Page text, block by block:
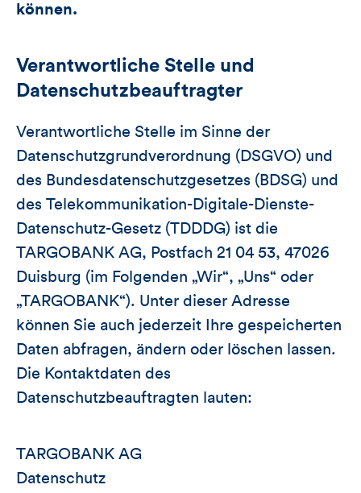
können.
Verantwortliche Stelle und
Datenschutzbeauftragter
Verantwortliche Stelle im Sinne der
Datenschutzgrundverordnung (DSGVO) und
des Bundesdatenschutzgesetzes (BDSG) und
des Telekommunikation-Digitale-Dienste-
Datenschutz-Gesetz (TDDDG) ist die
TARGOBANK AG, Postfach 21 04 53, 47026
Duisburg (im Folgenden „Wir“, „Uns“ oder
„TARGOBANK“). Unter dieser Adresse
können Sie auch jederzeit Ihre gespeicherten
Daten abfragen, ändern oder löschen lassen.
Die Kontaktdaten des
Datenschutzbeauftragten lauten:
TARGOBANK AG
Datenschutz